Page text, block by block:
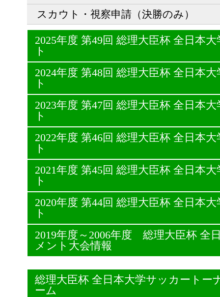
スカウト・視察申請（決勝のみ）
2025年度 第49回 総理大臣杯 全日本
ト
2024年度 第48回 総理大臣杯 全日本
ト
2023年度 第47回 総理大臣杯 全日本
ト
2022年度 第46回 総理大臣杯 全日本
ト
2021年度 第45回 総理大臣杯 全日本
ト
2020年度 第44回 総理大臣杯 全日本
ト
2019年度～2006年度 総理大臣杯 全
メント大会情報
総理大臣杯 全日本大学サッカート
ーム